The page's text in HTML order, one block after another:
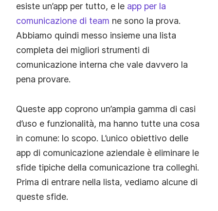
esiste un’app per tutto, e le app per la
comunicazione di team ne sono la prova.
Abbiamo quindi messo insieme una lista
completa dei migliori strumenti di
comunicazione interna che vale davvero la
pena provare.
Queste app coprono un’ampia gamma di casi
d’uso e funzionalità, ma hanno tutte una cosa
in comune: lo scopo. L’unico obiettivo delle
app di comunicazione aziendale è eliminare le
sfide tipiche della comunicazione tra colleghi.
Prima di entrare nella lista, vediamo alcune di
queste sfide.